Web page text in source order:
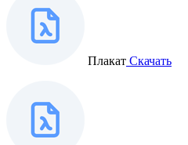
Плакат Скачать